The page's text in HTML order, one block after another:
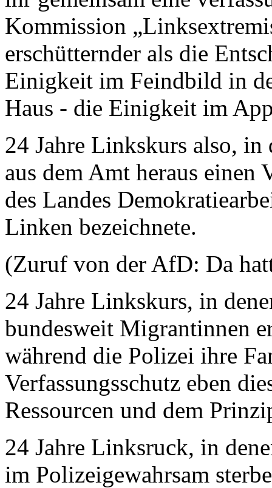
Kommission
erschütternder als die
Einigkeit im Feindbild in
Haus - die Einigkeit im
24 Jahre Linkskurs also,
aus dem Amt heraus einen
des Landes
Linken bezeichnete.
(Zuruf von der AfD: Da
24 Jahre Linkskurs, in
bundesweit Migrantinnen
während die Polizei ihre
Verfassungsschutz eben
Ressourcen und dem
24 Jahre Linksruck, in
im Polizeigewahrsam